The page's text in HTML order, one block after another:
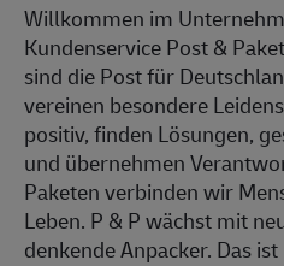
Willkommen im
Kundenservice Post &
sind die Post für
vereinen besondere
positiv, finden Lösungen,
und übernehmen
Paketen verbinden wir
Leben. P & P wächst mit
denkende Anpacker. Das